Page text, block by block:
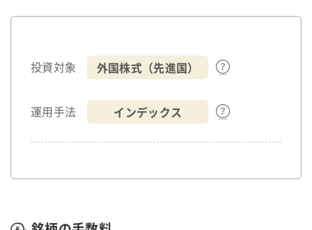
投資対象 外国株式（先進国）
運用手法 インデックス